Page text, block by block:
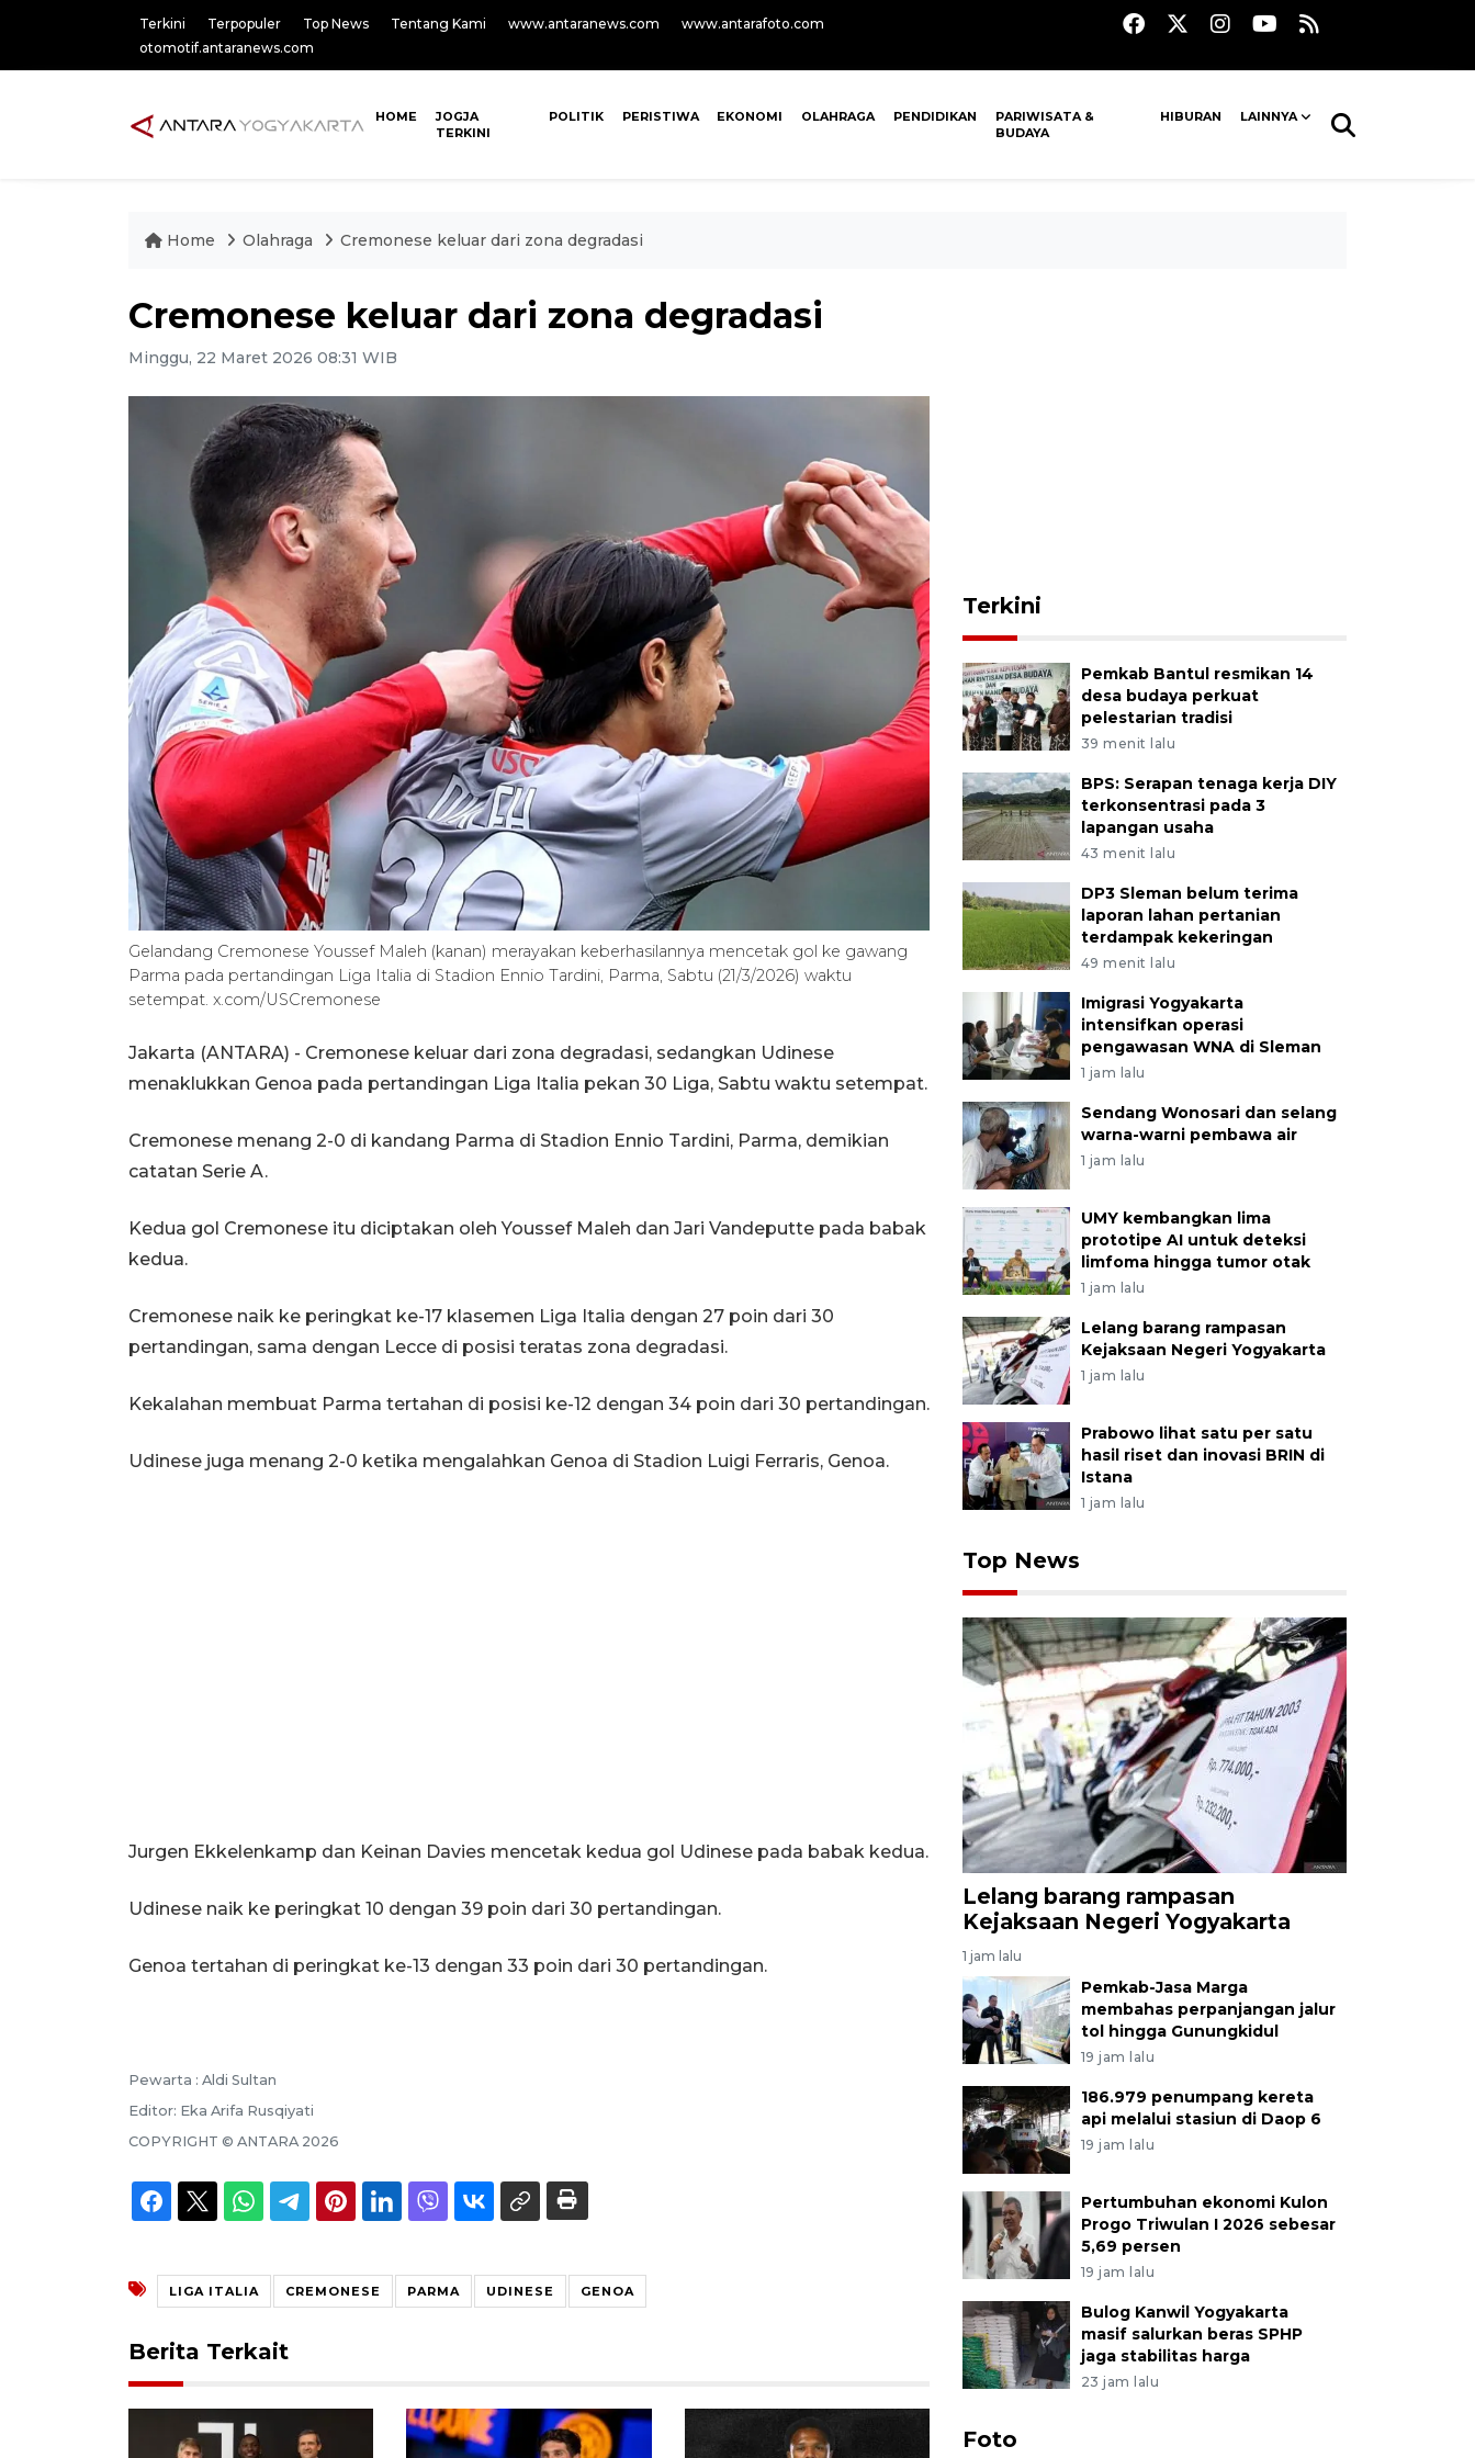
Terkini Terpopuler Top News Tentang Kami www.antaranews.com
www.antarafoto.com
otomotif.antaranews.com
HOME
JOGJA
TERKINI
POLITIK PERISTIWA EKONOMI OLAHRAGA PENDIDIKAN
PARIWISATA &
BUDAYA
HIBURAN LAINNYA
Home Olahraga Cremonese keluar dari zona degradasi
Cremonese keluar dari zona degradasi
Minggu, 22 Maret 2026 08:31 WIB
Gelandang Cremonese Youssef Maleh (kanan) merayakan keberhasilannya mencetak gol ke gawang
Parma pada pertandingan Liga Italia di Stadion Ennio Tardini, Parma, Sabtu (21/3/2026) waktu
setempat. x.com/USCremonese
Jakarta (ANTARA) - Cremonese keluar dari zona degradasi, sedangkan Udinese
menaklukkan Genoa pada pertandingan Liga Italia pekan 30 Liga, Sabtu waktu setempat.
Cremonese menang 2-0 di kandang Parma di Stadion Ennio Tardini, Parma, demikian
catatan Serie A.
Kedua gol Cremonese itu diciptakan oleh Youssef Maleh dan Jari Vandeputte pada babak
kedua.
Cremonese naik ke peringkat ke-17 klasemen Liga Italia dengan 27 poin dari 30
pertandingan, sama dengan Lecce di posisi teratas zona degradasi.
Kekalahan membuat Parma tertahan di posisi ke-12 dengan 34 poin dari 30 pertandingan.
Udinese juga menang 2-0 ketika mengalahkan Genoa di Stadion Luigi Ferraris, Genoa.
Jurgen Ekkelenkamp dan Keinan Davies mencetak kedua gol Udinese pada babak kedua.
Udinese naik ke peringkat 10 dengan 39 poin dari 30 pertandingan.
Genoa tertahan di peringkat ke-13 dengan 33 poin dari 30 pertandingan.
Pewarta : Aldi Sultan
Editor: Eka Arifa Rusqiyati
COPYRIGHT © ANTARA 2026
LIGA ITALIA CREMONESE PARMA UDINESE GENOA
Berita Terkait
Terkini
Pemkab Bantul resmikan 14
desa budaya perkuat
pelestarian tradisi
39 menit lalu
BPS: Serapan tenaga kerja DIY
terkonsentrasi pada 3
lapangan usaha
43 menit lalu
DP3 Sleman belum terima
laporan lahan pertanian
terdampak kekeringan
49 menit lalu
Imigrasi Yogyakarta
intensifkan operasi
pengawasan WNA di Sleman
1 jam lalu
Sendang Wonosari dan selang
warna-warni pembawa air
1 jam lalu
UMY kembangkan lima
prototipe AI untuk deteksi
limfoma hingga tumor otak
1 jam lalu
Lelang barang rampasan
Kejaksaan Negeri Yogyakarta
1 jam lalu
Prabowo lihat satu per satu
hasil riset dan inovasi BRIN di
Istana
1 jam lalu
Top News
Lelang barang rampasan
Kejaksaan Negeri Yogyakarta
1 jam lalu
Pemkab-Jasa Marga
membahas perpanjangan jalur
tol hingga Gunungkidul
19 jam lalu
186.979 penumpang kereta
api melalui stasiun di Daop 6
19 jam lalu
Pertumbuhan ekonomi Kulon
Progo Triwulan I 2026 sebesar
5,69 persen
19 jam lalu
Bulog Kanwil Yogyakarta
masif salurkan beras SPHP
jaga stabilitas harga
23 jam lalu
Foto